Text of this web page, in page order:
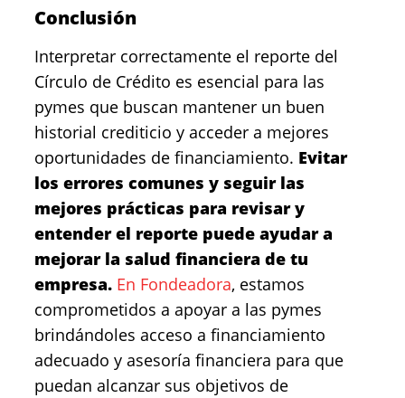
Conclusión
Interpretar correctamente el reporte del
Círculo de Crédito es esencial para las
pymes que buscan mantener un buen
historial crediticio y acceder a mejores
oportunidades de financiamiento. Evitar
los errores comunes y seguir las
mejores prácticas para revisar y
entender el reporte puede ayudar a
mejorar la salud financiera de tu
empresa. En Fondeadora, estamos
comprometidos a apoyar a las pymes
brindándoles acceso a financiamiento
adecuado y asesoría financiera para que
puedan alcanzar sus objetivos de